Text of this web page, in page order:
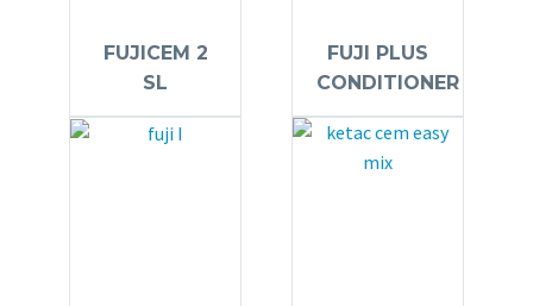
FUJICEM 2
SL
FUJI PLUS
CONDITIONER